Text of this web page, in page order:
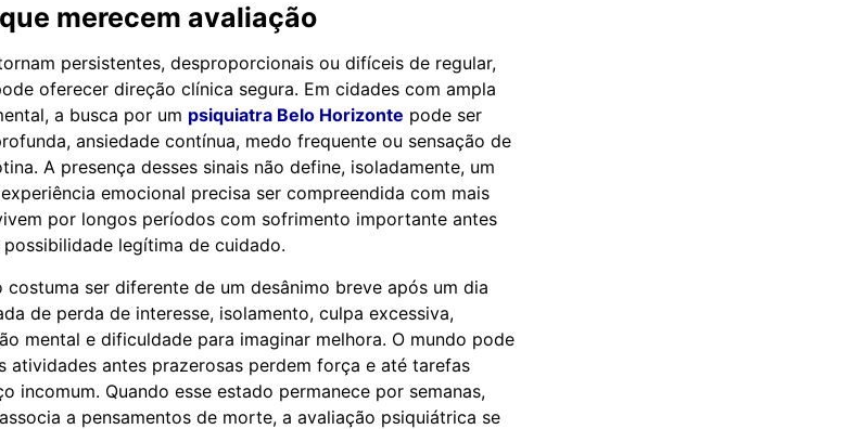
merecem avaliação
persistentes, desproporcionais ou difíceis de regular,
oferecer direção clínica segura. Em cidades com ampla
a busca por um psiquiatra Belo Horizonte pode ser
ansiedade contínua, medo frequente ou sensação de
A presença desses sinais não define, isoladamente, um
emocional precisa ser compreendida com mais
por longos períodos com sofrimento importante antes
legítima de cuidado.
ser diferente de um desânimo breve após um dia
de perda de interesse, isolamento, culpa excessiva,
mental e dificuldade para imaginar melhora. O mundo pode
atividades antes prazerosas perdem força e até tarefas
incomum. Quando esse estado permanece por semanas,
a pensamentos de morte, a avaliação psiquiátrica se